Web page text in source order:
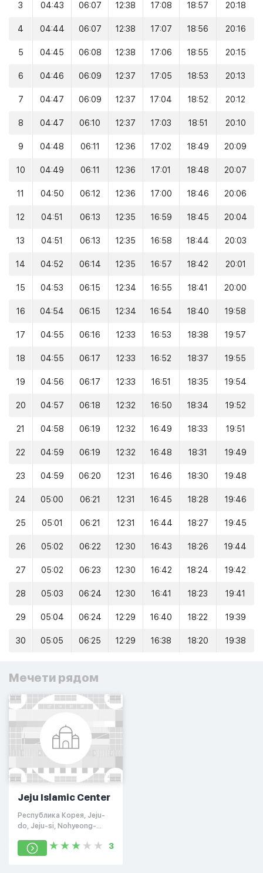
3 04:43 06:07 12:38 17:08 18:57 20:18
4 04:44 06:07 12:38 17:07 18:56 20:16
5 04:45 06:08 12:38 17:06 18:55 20:15
6 04:46 06:09 12:37 17:05 18:53 20:13
7 04:47 06:09 12:37 17:04 18:52 20:12
8 04:47 06:10 12:37 17:03 18:51 20:10
9 04:48 06:11 12:36 17:02 18:49 20:09
10 04:49 06:11 12:36 17:01 18:48 20:07
11 04:50 06:12 12:36 17:00 18:46 20:06
12 04:51 06:13 12:35 16:59 18:45 20:04
13 04:51 06:13 12:35 16:58 18:44 20:03
14 04:52 06:14 12:35 16:57 18:42 20:01
15 04:53 06:15 12:34 16:55 18:41 20:00
16 04:54 06:15 12:34 16:54 18:40 19:58
17 04:55 06:16 12:33 16:53 18:38 19:57
18 04:55 06:17 12:33 16:52 18:37 19:55
19 04:56 06:17 12:33 16:51 18:35 19:54
20 04:57 06:18 12:32 16:50 18:34 19:52
21 04:58 06:19 12:32 16:49 18:33 19:51
22 04:59 06:19 12:32 16:48 18:31 19:49
23 04:59 06:20 12:31 16:46 18:30 19:48
24 05:00 06:21 12:31 16:45 18:28 19:46
25 05:01 06:21 12:31 16:44 18:27 19:45
26 05:02 06:22 12:30 16:43 18:26 19:44
27 05:02 06:23 12:30 16:42 18:24 19:42
28 05:03 06:24 12:30 16:41 18:23 19:41
29 05:04 06:24 12:29 16:40 18:22 19:39
30 05:05 06:25 12:29 16:38 18:20 19:38
Мечети рядом
Jeju Islamic Center
Республика Корея, Jeju-
do, Jeju-si, Nohyeong-
정한오피스텔
3